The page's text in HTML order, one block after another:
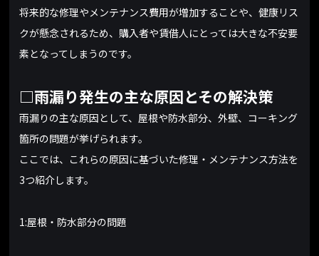
将来的な修理やメンテナンス費用が増加することや、健康リス
クが懸念されるため、購入者や賃借人にとっては大きな不安要
素となってしまうのです。
□雨漏り発生の主な原因とその解決策
雨漏りの主な原因として、屋根や防水部分、外壁、コーキング
箇所の問題が挙げられます。
ここでは、これらの原因に基づいた修理・メンテナンス方法を
3つ紹介します。
1:屋根・防水部分の問題